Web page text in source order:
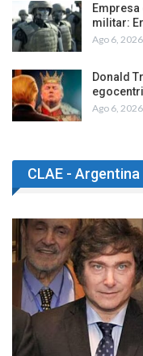
Empresa
militar:
Ago 6, 2026
Donald
Ago 6, 2026
CLAE - Argentina